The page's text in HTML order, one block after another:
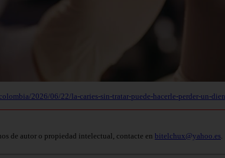
2026/06/22/la-caries-sin-tratar-puede-hacerle-perder-un-
de autor o propiedad intelectual, contacte en bitelchux@yahoo.es